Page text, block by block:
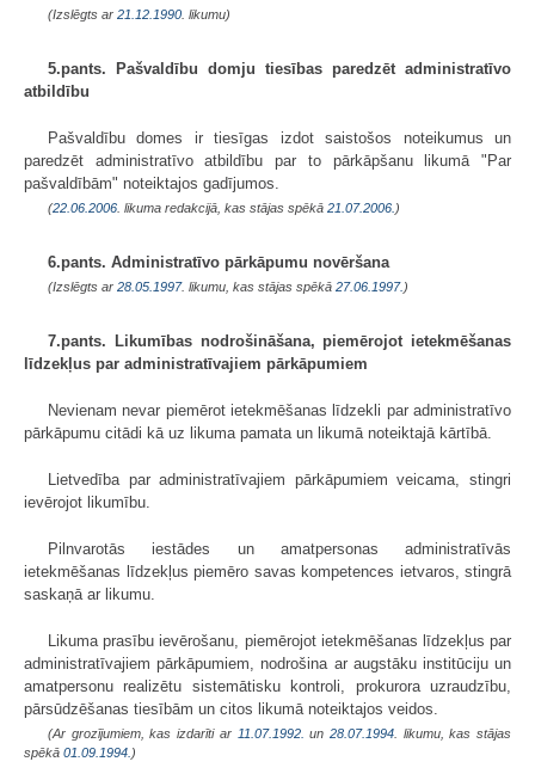
(Izslēgts ar 21.12.1990 . likumu)
5.pants. Pašvaldību domju tiesības paredzēt administratīvo
atbildību
Pašvaldību domes ir tiesīgas izdot saistošos noteikumus un
paredzēt administratīvo atbildību par to pārkāpšanu likumā "Par
pašvaldībām" noteiktajos gadījumos.
(22.06.2006 . likuma redakcijā, kas stājas spēkā 21.07.2006. )
6.pants. Administratīvo pārkāpumu novēršana
(Izslēgts ar 28.05.1997. likumu, kas stājas spēkā 27.06.1997. )
7.pants. Likumības nodrošināšana, piemērojot ietekmēšanas
līdzekļus par administratīvajiem pārkāpumiem
Nevienam nevar piemērot ietekmēšanas līdzekli par administratīvo
pārkāpumu citādi kā uz likuma pamata un likumā noteiktajā kārtībā.
Lietvedība par administratīvajiem pārkāpumiem veicama, stingri
ievērojot likumību.
Pilnvarotās iestādes un amatpersonas administratīvās
ietekmēšanas līdzekļus piemēro savas kompetences ietvaros, stingrā
saskaņā ar likumu.
Likuma prasību ievērošanu, piemērojot ietekmēšanas līdzekļus par
administratīvajiem pārkāpumiem, nodrošina ar augstāku institūciju un
amatpersonu realizētu sistemātisku kontroli, prokurora uzraudzību,
pārsūdzēšanas tiesībām un citos likumā noteiktajos veidos.
(Ar grozījumiem, kas izdarīti ar 11.07.1992. un 28.07.1994. likumu, kas stājas
spēkā 01.09.1994. )